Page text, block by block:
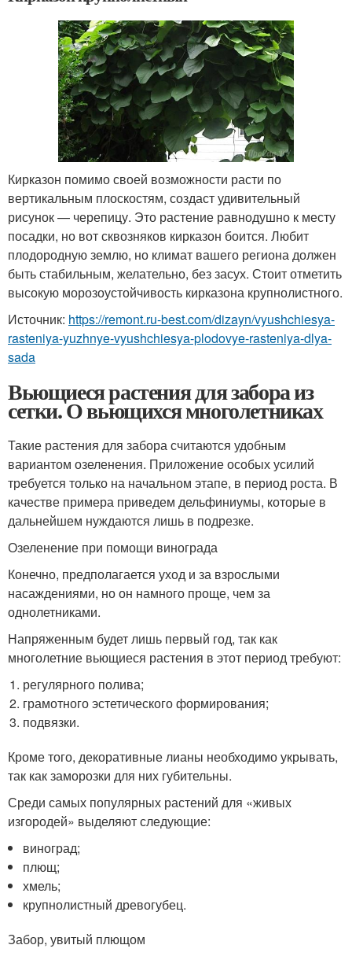
Кирказон помимо своей возможности расти по
вертикальным плоскостям, создаст удивительный
рисунок — черепицу. Это растение равнодушно к месту
посадки, но вот сквозняков кирказон боится. Любит
плодородную землю, но климат вашего региона должен
быть стабильным, желательно, без засух. Стоит отметить
высокую морозоустойчивость кирказона крупнолистного.
Источник: https://remont.ru-best.com/dizayn/vyushchiesya-
rasteniya-yuzhnye-vyushchiesya-plodovye-rasteniya-dlya-
sada
Вьющиеся растения для забора из
сетки. О вьющихся многолетниках
Такие растения для забора считаются удобным
вариантом озеленения. Приложение особых усилий
требуется только на начальном этапе, в период роста. В
качестве примера приведем дельфиниумы, которые в
дальнейшем нуждаются лишь в подрезке.
Озеленение при помощи винограда
Конечно, предполагается уход и за взрослыми
насаждениями, но он намного проще, чем за
однолетниками.
Напряженным будет лишь первый год, так как
многолетние вьющиеся растения в этот период требуют:
регулярного полива;
грамотного эстетического формирования;
подвязки.
Кроме того, декоративные лианы необходимо укрывать,
так как заморозки для них губительны.
Среди самых популярных растений для «живых
изгородей» выделяют следующие:
виноград;
плющ;
хмель;
крупнолистный древогубец.
Забор, увитый плющом